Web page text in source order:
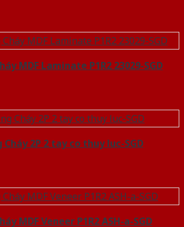
MDF Laminate P1R2 23029-SGD
Cháy 2P 2 tay co thuy luc-SGD
MDF Veneer P1R2 ASH-a-SGD